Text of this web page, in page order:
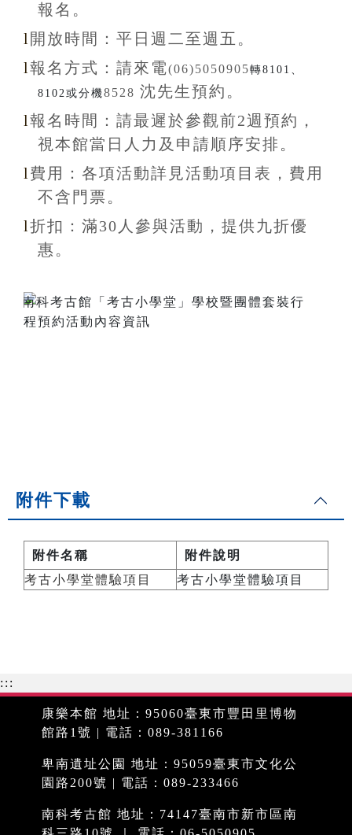
報名。
l 開放時間： 平日週二至週五。
l報名方式： 請來電(06)5050905轉8101、
8102或分機8528 沈先生預約。
l報名 時間： 請最遲於參觀前2週預約，
視本館當日人力及申請順序安排。
l 費用：各項活動詳見活動項目表，費用
不含 門票。
l折扣 ：滿30 人參與活動，提供九折優
惠 。
附件下載
附件名稱
附件說明
考古小學堂體驗項目
考古小學堂體驗項目
:::
康樂本館 地址：95060臺東市豐田里博物
館路1號 | 電話：089-381166
卑南遺址公園 地址：95059臺東市文化公
園路200號 | 電話：089-233466
南科考古館 地址：74147臺南市新市區南